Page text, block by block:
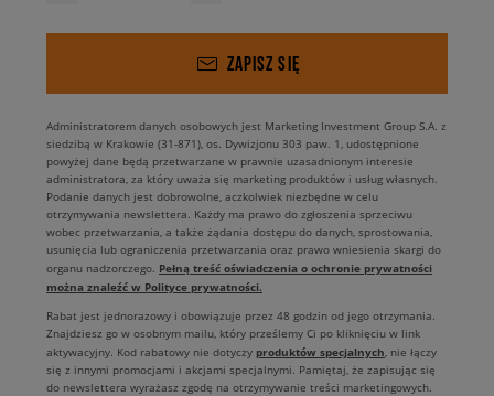
ZAPISZ SIĘ
Administratorem danych osobowych jest Marketing Investment Group S.A. z
siedzibą w Krakowie (31-871), os. Dywizjonu 303 paw. 1, udostępnione
powyżej dane będą przetwarzane w prawnie uzasadnionym interesie
administratora, za który uważa się marketing produktów i usług własnych.
Podanie danych jest dobrowolne, aczkolwiek niezbędne w celu
otrzymywania newslettera. Każdy ma prawo do zgłoszenia sprzeciwu
wobec przetwarzania, a także żądania dostępu do danych, sprostowania,
usunięcia lub ograniczenia przetwarzania oraz prawo wniesienia skargi do
organu nadzorczego. Pełną treść oświadczenia o ochronie prywatności
można znaleźć w Polityce prywatności.
Rabat jest jednorazowy i obowiązuje przez 48 godzin od jego otrzymania.
Znajdziesz go w osobnym mailu, który prześlemy Ci po kliknięciu w link
aktywacyjny. Kod rabatowy nie dotyczy produktów specjalnych, nie łączy
się z innymi promocjami i akcjami specjalnymi. Pamiętaj, że zapisując się
do newslettera wyrażasz zgodę na otrzymywanie treści marketingowych.